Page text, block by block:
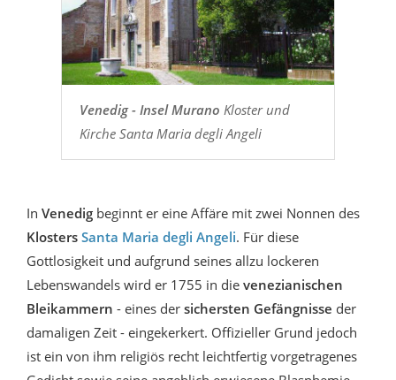
Venedig - Insel Murano Kloster und
Kirche Santa Maria degli Angeli
In Venedig beginnt er eine Affäre mit zwei Nonnen des
Klosters Santa Maria degli Angeli. Für diese
Gottlosigkeit und aufgrund seines allzu lockeren
Lebenswandels wird er 1755 in die venezianischen
Bleikammern - eines der sichersten Gefängnisse der
damaligen Zeit - eingekerkert. Offizieller Grund jedoch
ist ein von ihm religiös recht leichtfertig vorgetragenes